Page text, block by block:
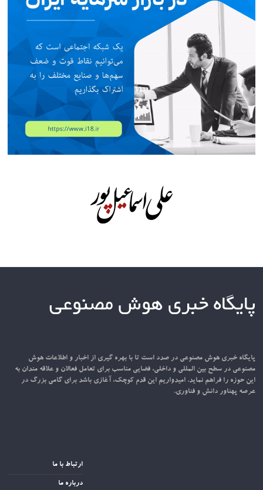
پایگاه خبری هوش مصنوعی
پایگاه خبری هوش مصنوعی در صدد است تا با بهره گیری از اخبار و اطلاعات هوش
مصنوعی در سطح بین المللی و داخلی، فضایی مناسب برای تعامل فعالان و علاقه مندان به
این حوزه را فراهم نماید. امیدواریم این قدم کوچک، آغازی باشد برای گامی بزرگ در
عرصه پهناور دانش و فناوری.
ارتباط با ما
درباره ما